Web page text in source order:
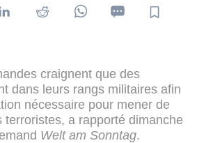
craignent que des
dans leurs rangs militaires afin
nécessaire pour mener de
terroristes, a rapporté dimanche
Welt am Sonntag.